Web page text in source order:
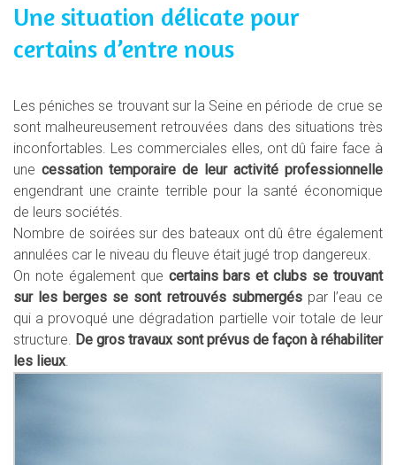
Une situation délicate pour
certains d’entre nous
Les péniches se trouvant sur la Seine en période de crue se
sont malheureusement retrouvées dans des situations très
inconfortables. Les commerciales elles, ont dû faire face à
une cessation temporaire de leur activité professionnelle
engendrant une crainte terrible pour la santé économique
de leurs sociétés.
Nombre de soirées sur des bateaux ont dû être également
annulées car le niveau du fleuve était jugé trop dangereux.
On note également que certains bars et clubs se trouvant
sur les berges se sont retrouvés submergéspar l’eau ce
qui a provoqué une dégradation partielle voir totale de leur
structure.
De gros travaux sont prévus de façon à réhabiliter
les lieux.